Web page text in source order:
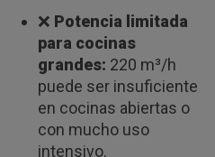
❌ Potencia limitada
para cocinas
grandes: 220 m³/h
puede ser insuficiente
en cocinas abiertas o
con mucho uso
intensivo.